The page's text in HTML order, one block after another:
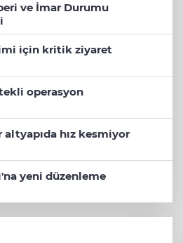
ve İmar Durumu
için kritik ziyaret
operasyon
altyapıda hız kesmiyor
yeni düzenleme